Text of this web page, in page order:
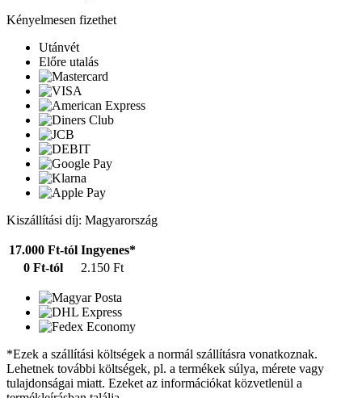
Kényelmesen fizethet
Utánvét
Előre utalás
Kiszállítási díj: Magyarország
17.000 Ft-tól Ingyenes*
0 Ft-tól
2.150 Ft
*Ezek a szállítási költségek a normál szállításra vonatkoznak.
Lehetnek további költségek, pl. a termékek súlya, mérete vagy
tulajdonságai miatt. Ezeket az információkat közvetlenül a